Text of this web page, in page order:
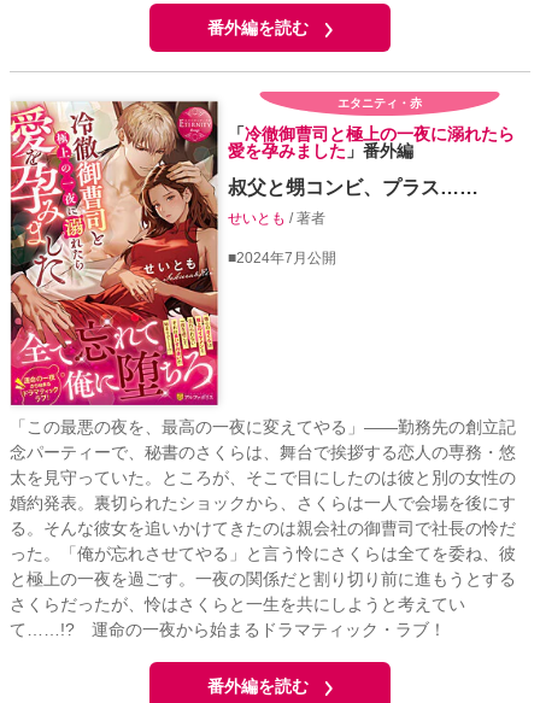
番外編を読む
エタニティ・赤
「冷徹御曹司と極上の一夜に溺れたら
愛を孕みました 」番外編
叔父と甥コンビ、プラス……
せいとも/ 著者
■2024年7月公開
「この最悪の夜を、最高の一夜に変えてやる」――勤務先の創立記
念パーティーで、秘書のさくらは、舞台で挨拶する恋人の専務・悠
太を見守っていた。ところが、そこで目にしたのは彼と別の女性の
婚約発表。裏切られたショックから、さくらは一人で会場を後にす
る。そんな彼女を追いかけてきたのは親会社の御曹司で社長の怜だ
った。「俺が忘れさせてやる」と言う怜にさくらは全てを委ね、彼
と極上の一夜を過ごす。一夜の関係だと割り切り前に進もうとする
さくらだったが、怜はさくらと一生を共にしようと考えてい
て……!? 運命の一夜から始まるドラマティック・ラブ！
番外編を読む